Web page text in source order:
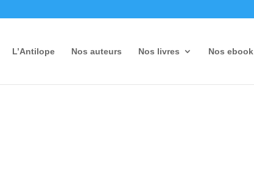
L’Antilope Nos auteurs Nos livres Nos ebook